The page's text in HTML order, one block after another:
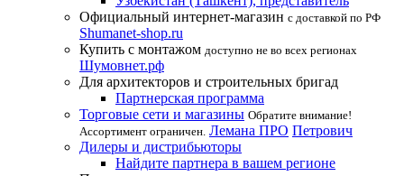
Официальный интернет-магазин с доставкой по РФ
Shumanet-shop.ru
Купить с монтажом доступно не во всех регионах
Шумовнет.рф
Для архитекторов и строительных бригад
Партнерская программа
Торговые сети и магазины Обратите внимание!
Ассортимент ограничен. Лемана ПРО Петрович
Дилеры и дистрибьюторы
Найдите партнера в вашем регионе